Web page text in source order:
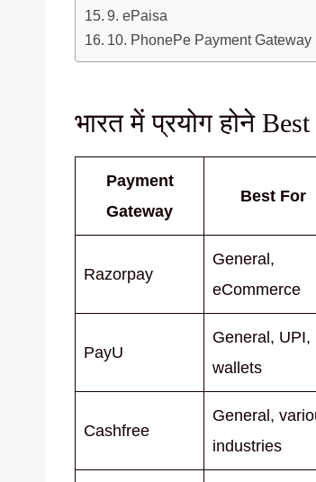
9. ePaisa
10. PhonePe Payment Gateway
भारत में प्रयोग होने
Payment
Gateway
Best For
Razorpay
General,
eCommerce
PayU
General, UPI,
wallets
Cashfree
General,
industries